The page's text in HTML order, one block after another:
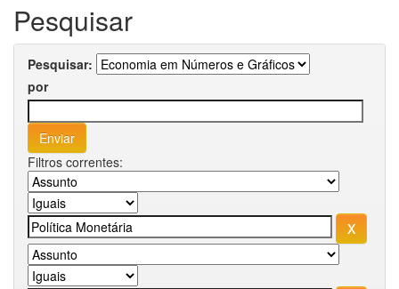
Pesquisar
Pesquisar:
por
Filtros correntes: